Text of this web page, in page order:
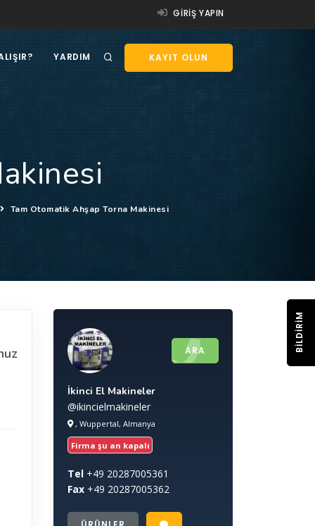
GIRIŞ YAPIN
KAYIT OLUN
YARDIM
Tam Otomatik Ahşap Torna Makinesi
ARA
İkinci El Makineler
@ikincielmakineler
, Wuppertal, Almanya
Firma şu an kapalı
Tel +49 20287005361
Fax +49 20287005362
BILDIRIM